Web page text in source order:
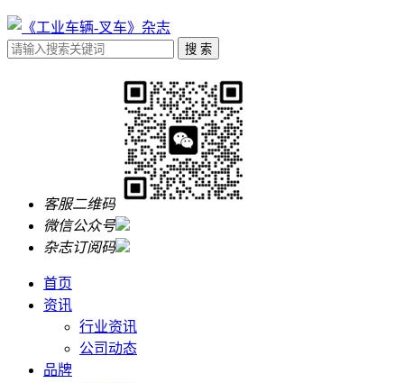
客服二维码
微信公众号
杂志订阅码
首页
资讯
行业资讯
公司动态
品牌